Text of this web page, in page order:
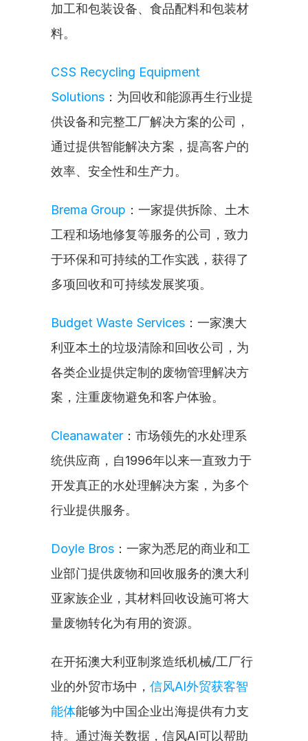
加工和包装设备、食品配料和包装材
料。
CSS Recycling Equipment
Solutions ：为回收和能源再生行业提
供设备和完整工厂解决方案的公司，
通过提供智能解决方案，提高客户的
效率、安全性和生产力。
Brema Group ：一家提供拆除、土木
工程和场地修复等服务的公司，致力
于环保和可持续的工作实践，获得了
多项回收和可持续发展奖项。
Budget Waste Services ：一家澳大
利亚本土的垃圾清除和回收公司，为
各类企业提供定制的废物管理解决方
案，注重废物避免和客户体验。
Cleanawater ：市场领先的水处理系
统供应商，自1996年以来一直致力于
开发真正的水处理解决方案，为多个
行业提供服务。
Doyle Bros ：一家为悉尼的商业和工
业部门提供废物和回收服务的澳大利
亚家族企业，其材料回收设施可将大
量废物转化为有用的资源。
在开拓澳大利亚制浆造纸机械/工厂行
业的外贸市场中， 信风AI外贸获客智
能体能够为中国企业出海提供有力支
持。通过海关数据，信风AI可以帮助